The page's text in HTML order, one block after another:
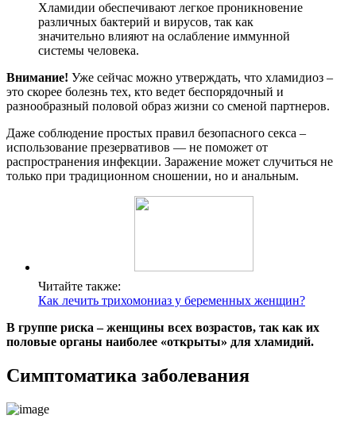
Хламидии обеспечивают легкое проникновение
различных бактерий и вирусов, так как
значительно влияют на ослабление иммунной
системы человека.
Внимание! Уже сейчас можно утверждать, что хламидиоз –
это скорее болезнь тех, кто ведет беспорядочный и
разнообразный половой образ жизни со сменой партнеров.
Даже соблюдение простых правил безопасного секса –
использование презервативов — не поможет от
распространения инфекции. Заражение может случиться не
только при традиционном сношении, но и анальным.
Читайте также:
Как лечить трихомониаз у беременных женщин?
В группе риска – женщины всех возрастов, так как их
половые органы наиболее «открыты» для хламидий.
Симптоматика заболевания